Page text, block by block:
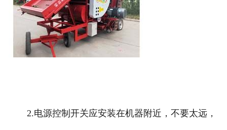
2.电源控制开关应安装在机器附近，不要太远，